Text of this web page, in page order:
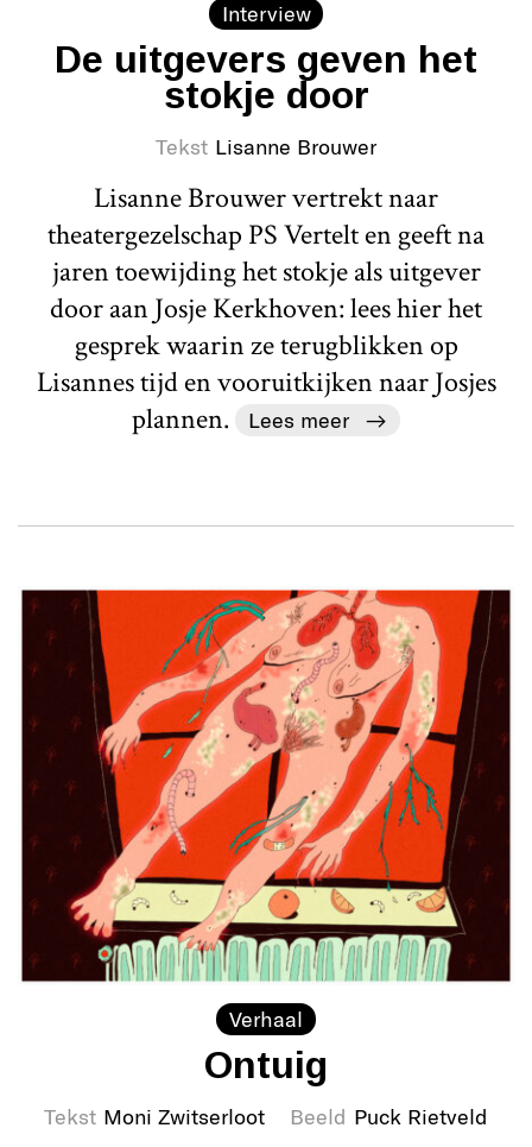
Interview
De uitgevers geven het
stokje door
Tekst Lisanne Brouwer
Lisanne Brouwer vertrekt naar
theatergezelschap PS Vertelt en geeft na
jaren toewijding het stokje als uitgever
door aan Josje Kerkhoven: lees hier het
gesprek waarin ze terugblikken op
Lisannes tijd en vooruitkijken naar Josjes
plannen.
Lees meer
Verhaal
Ontuig
Tekst Moni Zwitserloot Beeld Puck Rietveld